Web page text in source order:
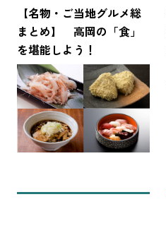
【名物・ご当地グルメ総
まとめ】 高岡の「食」
を堪能しよう！